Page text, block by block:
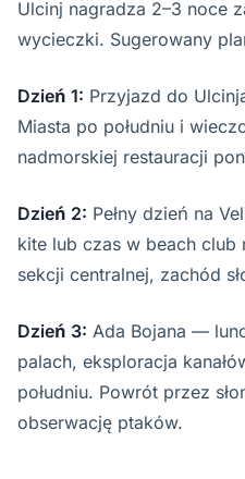
Ulcinj nagradza 2–3 noce
wycieczki. Sugerowany
Dzień 1: Przyjazd do
Miasta po południu i
nadmorskiej restauracji
Dzień 2: Pełny dzień na
kite lub czas w beach club
sekcji centralnej, zachód
Dzień 3: Ada Bojana —
palach, eksploracja
południu. Powrót przez
obserwację ptaków.